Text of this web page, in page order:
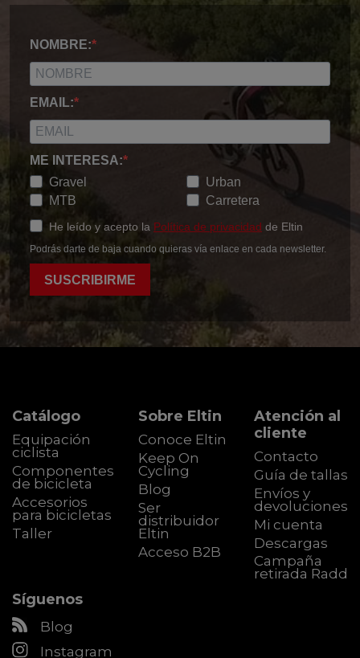
NOMBRE:
EMAIL:
ME INTERESA:
Gravel
MTB
Urban
Carretera
He leído y acepto la Política de privacidad de Eltin
Podrás darte de baja cuando quieras vía enlace en cada newsletter.
SUSCRIBIRME
Catálogo
Equipación
ciclista
Componentes
de bicicleta
Accesorios
para bicicletas
Taller
Sobre Eltin
Conoce Eltin
Keep On
Cycling
Blog
Ser
distribuidor
Eltin
Acceso B2B
Atención al
cliente
Contacto
Guía de tallas
Envíos y
devoluciones
Mi cuenta
Descargas
Campaña
retirada Radd
Síguenos
Blog
Instagram